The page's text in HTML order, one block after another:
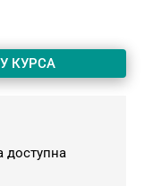
КУРСА
доступна